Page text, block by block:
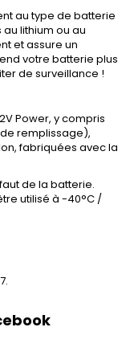
au type de batterie
lithium ou au
et assure un
votre batterie plus
de surveillance !
Power, y compris
remplissage),
Ion, fabriquées avec la
de la batterie.
utilisé à -40°C /